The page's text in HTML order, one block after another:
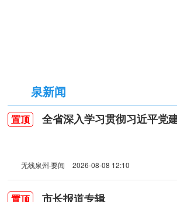
泉新闻
置顶 全省深入学习贯彻习近平党建思想赓
无线泉州·要闻 2026-08-08 12:10
置顶 市长报道专辑